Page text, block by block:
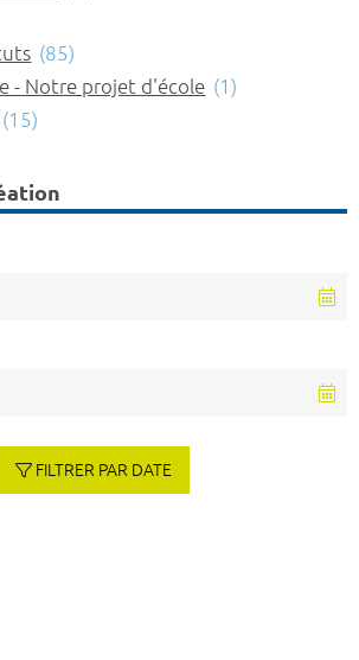
(85)
- Notre projet d'école (1)
(15)
FILTRER PAR DATE